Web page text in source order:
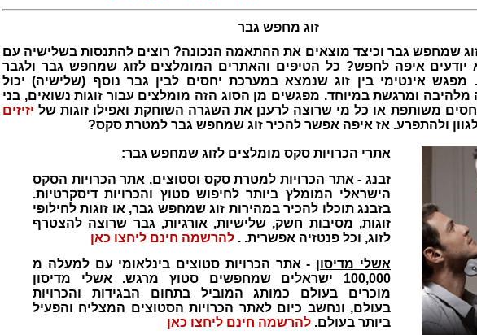
זוג מחפש גבר
שמחפש גבר וכיצד מוצאים את ההתאמה הנכונה? רוצים להתנסות בשלישיה עם
יודעים איפה לחפש? כל הטיפים והאתרים המומלצים לזוג שמחפש גבר ולגבר
מפגש אינטימי בין זוג שנמצא במערכת יחסים לבין גבר נוסף (שלישיה) יכול
מלהיבה ומרגשת במיוחד. מפגשים מן הסוג הזה מומלצים עבור זוגות נשואים, בני
משותפת או כל מי שרוצה לרענן את השגרה השוחקת ואפילו זוגות של יזיזים
ולהתפרע. אז איפה אפשר להכיר זוג שמחפש גבר למטרת סקס?
אתרי הכרויות סקס מומלצים לזוג שמחפש גבר:
זבנג- אתר הכרויות למטרת סקס וסטוצים, אתר הכרויות הסקס
הישראלי המומלץ ביותר לחיפוש סטוץ והכרויות דיסקרטיות.
בזבנג תוכלו להכיר במהירות זוג שמחפש גבר, או זוגות לחילופי
זוגות, מסיבות חשק, שלישיות, אורגיות, גבר שרוצה להצטרף
לזוג, וכל פנטזיה אפשרית. . להרשמה חינם ליחצו כאן
אשלי מדיסון - אתר הכרויות סטוצים בינלאומי עם למעלה מ
100,000 ישראלים שמחפשים סטוץ מרגש. אשלי מדיסון
מוכרים בעולם כמותג המוביל בתחום הבגידות והכרויות
בעולם, ונחשב כיום לאתר הכרויות הסטוצים המצליח והפעיל
ביותר בעולם. להרשמה חינם ליחצו כאן